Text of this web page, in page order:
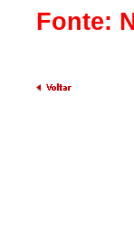
Fonte: